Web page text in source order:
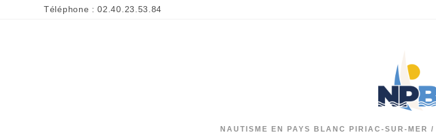
Téléphone : 02.40.23.53.84
NAUTISME EN PAYS BLANC PIRIAC-SUR-MER